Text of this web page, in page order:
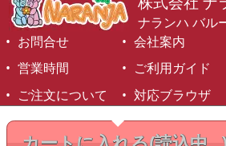
ナランハ バル
お問合せ
会社案内
営業時間
ご利用ガイド
ご注文について
対応ブラウザ
©1999-2026 NARANJA Inc. All